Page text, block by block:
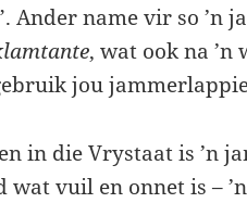
Ander name vir so ’n
, wat ook na ’n
jou
in die Vrystaat is ’n
wat vuil en onnet is –